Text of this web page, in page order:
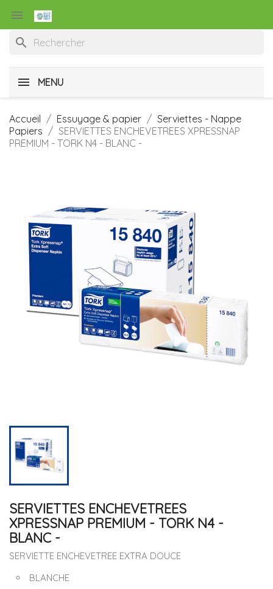

search
MENU
Accueil Essuyage & papier
Serviettes - Nappe
Papiers
SERVIETTES ENCHEVETREES XPRESSNAP
PREMIUM - TORK N4 - BLANC -
SERVIETTES ENCHEVETREES
XPRESSNAP PREMIUM - TORK N4 -
BLANC -
SERVIETTE ENCHEVETREE EXTRA DOUCE
BLANCHE